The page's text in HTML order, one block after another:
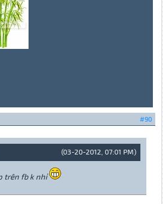
#90
(03-20-2012, 07:01 PM)
trên fb k nhỉ